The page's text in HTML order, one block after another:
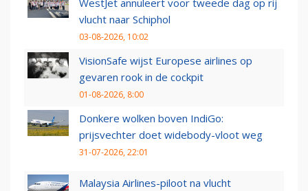
WestJet annuleert voor tweede dag op rij
vlucht naar Schiphol
03-08-2026, 10:02
VisionSafe wijst Europese airlines op
gevaren rook in de cockpit
01-08-2026, 8:00
Donkere wolken boven IndiGo:
prijsvechter doet widebody-vloot weg
31-07-2026, 22:01
Malaysia Airlines-piloot na vlucht